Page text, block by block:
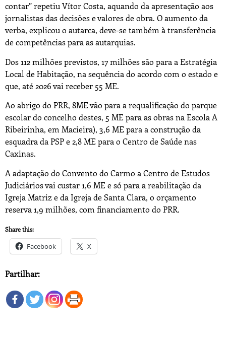
contar” repetiu Vítor Costa, aquando da apresentação aos
jornalistas das decisões e valores de obra. O aumento da
verba, explicou o autarca, deve-se também à transferência
de competências para as autarquias.
Dos 112 milhões previstos, 17 milhões são para a Estratégia
Local de Habitação, na sequência do acordo com o estado e
que, até 2026 vai receber 55 ME.
Ao abrigo do PRR, 8ME vão para a requalificação do parque
escolar do concelho destes, 5 ME para as obras na Escola A
Ribeirinha, em Macieira), 3,6 ME para a construção da
esquadra da PSP e 2,8 ME para o Centro de Saúde nas
Caxinas.
A adaptação do Convento do Carmo a Centro de Estudos
Judiciários vai custar 1,6 ME e só para a reabilitação da
Igreja Matriz e da Igreja de Santa Clara, o orçamento
reserva 1,9 milhões, com financiamento do PRR.
Share this:
Facebook X
Partilhar: